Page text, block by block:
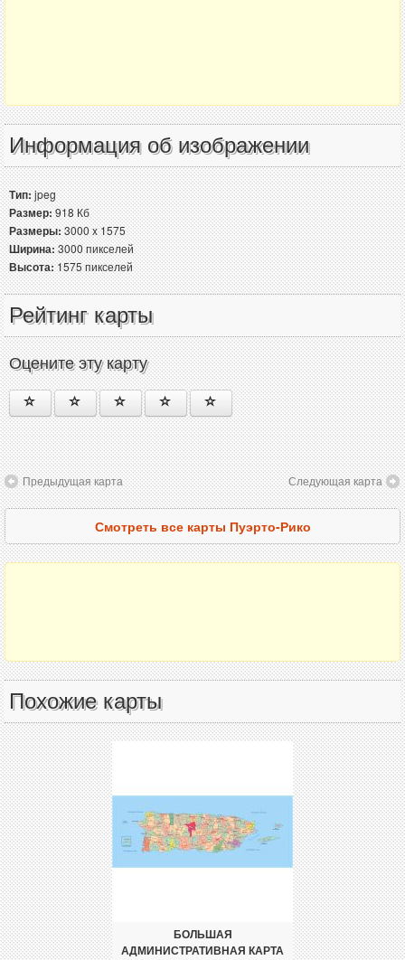
Информация об изображении
Тип:jpeg
Размер:918 Кб
Размеры:3000 x 1575
Ширина:3000 пикселей
Высота:1575 пикселей
Рейтинг карты
Оцените эту карту
Предыдущая карта Следующая карта
Смотреть все карты Пуэрто-Рико
Похожие карты
БОЛЬШАЯ
АДМИНИСТРАТИВНАЯ КАРТА